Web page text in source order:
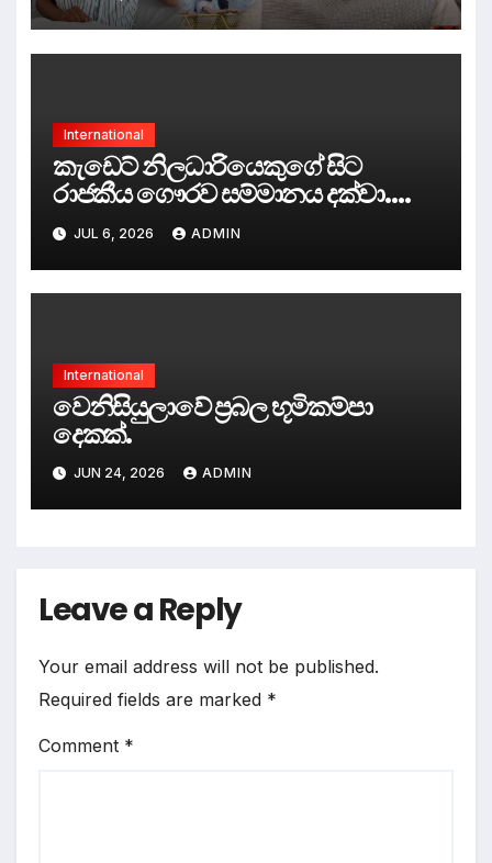
ශිෂ්‍ය අරගලය” ජයග්‍රහණය කරයි.
International
කැඩෙට් නිලධාරියෙකුගේ සිට
රාජකීය ගෞරව සම්මානය දක්වා.
සවීන් ගුණරත්න ශාන්ත ජෝන් නයිට්
පටිපාටියෙහි ‘සාමාජික’ පදවියෙන්
පිදුම් ලබයි.
JUL 6, 2026 ADMIN
International
වෙනිසියුලාවේ ප්‍රබල භූමිකම්පා
දෙකක්.
JUN 24, 2026 ADMIN
Leave a Reply
Your email address will not be published.
Required fields are marked *
Comment *